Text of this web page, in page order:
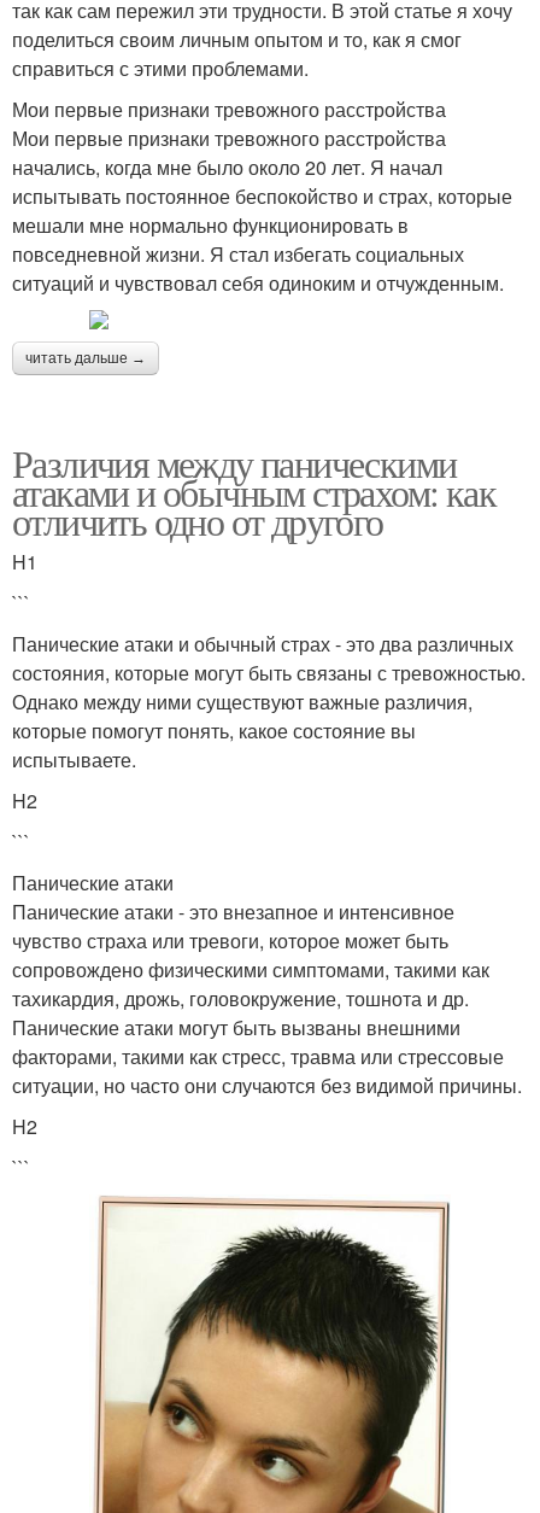
так как сам пережил эти трудности. В этой статье я хочу
поделиться своим личным опытом и то, как я смог
справиться с этими проблемами.
Мои первые признаки тревожного расстройства
Мои первые признаки тревожного расстройства
начались, когда мне было около 20 лет. Я начал
испытывать постоянное беспокойство и страх, которые
мешали мне нормально функционировать в
повседневной жизни. Я стал избегать социальных
ситуаций и чувствовал себя одиноким и отчужденным.
читать дальше →
Различия между паническими
атаками и обычным страхом: как
отличить одно от другого
H1
```
Панические атаки и обычный страх - это два различных
состояния, которые могут быть связаны с тревожностью.
Однако между ними существуют важные различия,
которые помогут понять, какое состояние вы
испытываете.
H2
```
Панические атаки
Панические атаки - это внезапное и интенсивное
чувство страха или тревоги, которое может быть
сопровождено физическими симптомами, такими как
тахикардия, дрожь, головокружение, тошнота и др.
Панические атаки могут быть вызваны внешними
факторами, такими как стресс, травма или стрессовые
ситуации, но часто они случаются без видимой причины.
H2
```